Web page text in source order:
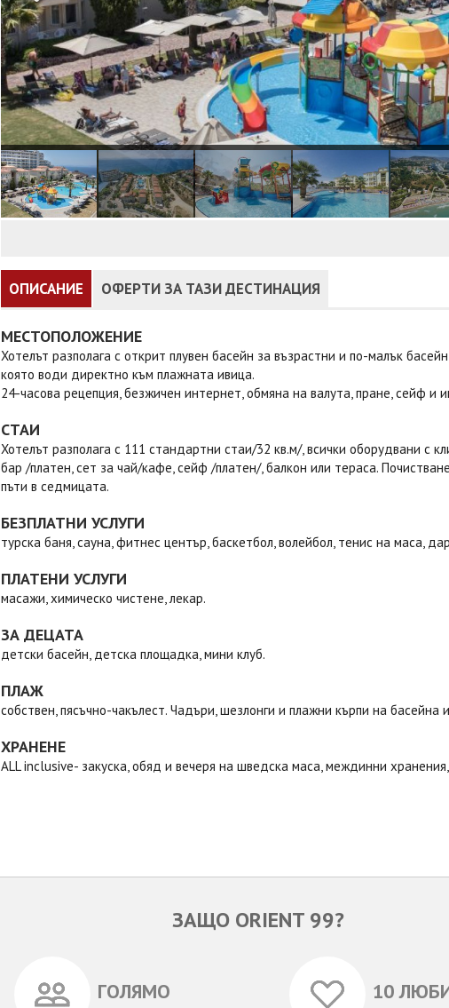
ОПИСАНИЕ ОФЕРТИ ЗА ТАЗИ ДЕСТИНАЦИЯ
МЕСТОПОЛОЖЕНИЕ
Хотелът разполага с открит плувен басейн за възрастни и по-малък
която води директно към плажната ивица.
24-часова рецепция, безжичен интернет, обмяна на валута, пране, сейф и
СТАИ
Хотелът разполага с 111 стандартни стаи/32 кв.м/, всички оборудвани с
бар /платен, сет за чай/кафе, сейф /платен/, балкон или тераса.
пъти в седмицата.
БЕЗПЛАТНИ УСЛУГИ
турска баня, сауна, фитнес център, баскетбол, волейбол, тенис на маса,
ПЛАТЕНИ УСЛУГИ
масажи, химическо чистене, лекар.
ЗА ДЕЦАТА
детски басейн, детска площадка, мини клуб.
ПЛАЖ
собствен, пясъчно-чакълест. Чадъри, шезлонги и плажни кърпи на басейна
ХРАНЕНЕ
ALL inclusive- закуска, обяд и вечеря на шведска маса, междинни
ЗАЩО ORIENT 99?
ГОЛЯМО 10